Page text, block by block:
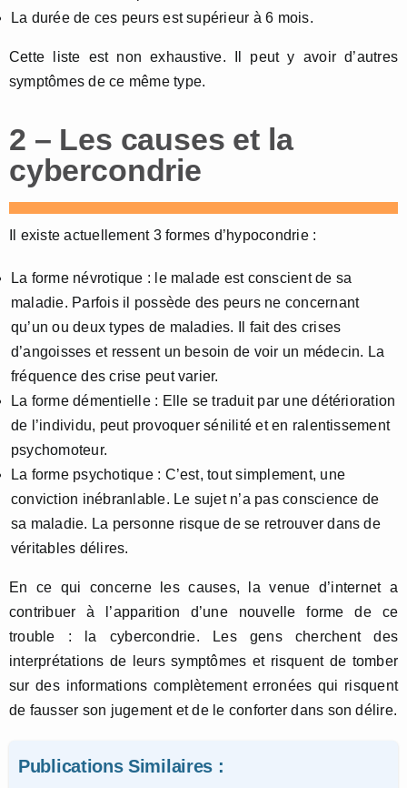
La durée de ces peurs est supérieur à 6 mois.
Cette liste est non exhaustive. Il peut y avoir d’autres
symptômes de ce même type.
2 – Les causes et la
cybercondrie
Il existe actuellement 3 formes d’hypocondrie :
La forme névrotique : le malade est conscient de sa
maladie. Parfois il possède des peurs ne concernant
qu’un ou deux types de maladies. Il fait des crises
d’angoisses et ressent un besoin de voir un médecin. La
fréquence des crise peut varier.
La forme démentielle : Elle se traduit par une détérioration
de l’individu, peut provoquer sénilité et en ralentissement
psychomoteur.
La forme psychotique : C’est, tout simplement, une
conviction inébranlable. Le sujet n’a pas conscience de
sa maladie. La personne risque de se retrouver dans de
véritables délires.
En ce qui concerne les causes, la venue d’internet a
contribuer à l’apparition d’une nouvelle forme de ce
trouble : la cybercondrie. Les gens cherchent des
interprétations de leurs symptômes et risquent de tomber
sur des informations complètement erronées qui risquent
de fausser son jugement et de le conforter dans son délire.
Publications Similaires :